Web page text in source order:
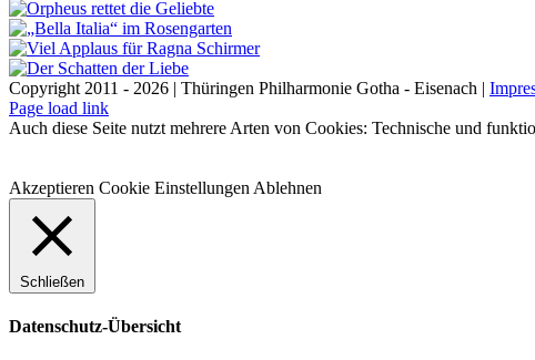
Copyright 2011 - 2026 | Thüringen Philharmonie Gotha - Eisenach |
Facebook
Instagram
WhatsApp
YouTube
E-
Mail
Telefon
Page load link
Auch diese Seite nutzt mehrere Arten von Cookies: Technische und
Akzeptieren Cookie Einstellungen Ablehnen
Schließen
Datenschutz-Übersicht